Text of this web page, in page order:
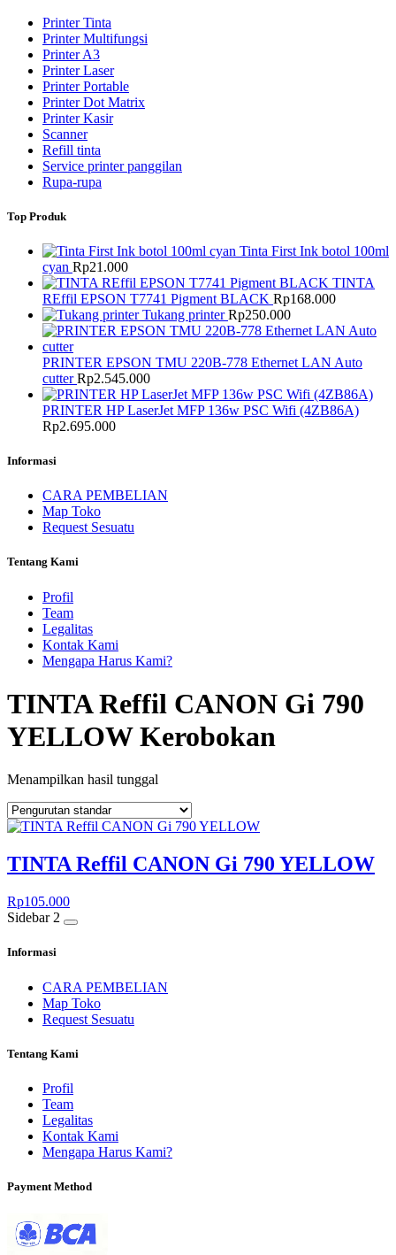
Printer Tinta
Printer Multifungsi
Printer A3
Printer Laser
Printer Portable
Printer Dot Matrix
Printer Kasir
Scanner
Refill tinta
Service printer panggilan
Rupa-rupa
Top Produk
Tinta First Ink botol 100ml
cyan Rp21.000
TINTA
REffil EPSON T7741 Pigment BLACK Rp168.000
Tukang printer Rp250.000
PRINTER EPSON TMU 220B-778 Ethernet LAN Auto
cutter Rp2.545.000
PRINTER HP LaserJet MFP 136w PSC Wifi (4ZB86A)
Rp2.695.000
Informasi
CARA PEMBELIAN
Map Toko
Request Sesuatu
Tentang Kami
Profil
Team
Legalitas
Kontak Kami
Mengapa Harus Kami?
TINTA Reffil CANON Gi 790
YELLOW Kerobokan
Menampilkan hasil tunggal
TINTA Reffil CANON Gi 790 YELLOW
Rp105.000
Sidebar 2
Informasi
CARA PEMBELIAN
Map Toko
Request Sesuatu
Tentang Kami
Profil
Team
Legalitas
Kontak Kami
Mengapa Harus Kami?
Payment Method